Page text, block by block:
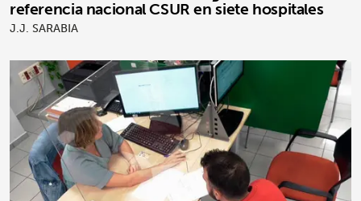
referencia nacional CSUR en siete hospitales
J.J. SARABIA